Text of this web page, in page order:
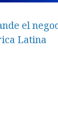
el
Latina